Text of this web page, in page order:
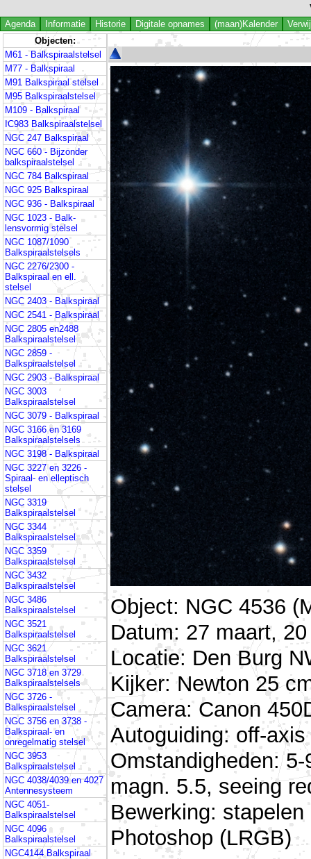
Agenda Informatie Historie Digitale opnames (maan)Kalender
Objecten:
M61 - Balkspiraalstelsel
M77 - Balkspiraal
M91 Balkspiraal stelsel
M95 Balkspiraalstelsel
M109 - Balkspiraal
IC983 Balkspiraalstelsel
NGC 247 Balkspiraal
NGC 660 - Bijzonder
balkspiraalstelsel
NGC 784 Balkspiraal
NGC 925 Balkspiraal
NGC 936 - Balkspiraal
NGC 1023 - Balk-
lensvormig stelsel
NGC 1087/1090
Balkspiraalstelsels
NGC 2276/2300 -
Balkspiraal en ell.
stelsel
NGC 2403 - Balkspiraal
NGC 2541 - Balkspiraal
NGC 2805 en2488
Balkspiraalstelsel
NGC 2859 -
Balkspiraalstelsel
NGC 2903 - Balkspiraal
NGC 3003
Balkspiraalstelsel
NGC 3079 - Balkspiraal
NGC 3166 en 3169
Balkspiraalstelsels
NGC 3198 - Balkspiraal
NGC 3227 en 3226 -
Spiraal- en elleptisch
stelsel
NGC 3319
Balkspiraalstelsel
NGC 3344
Balkspiraalstelsel
NGC 3359
Balkspiraalstelsel
NGC 3432
Balkspiraalstelsel
NGC 3486
Balkspiraalstelsel
NGC 3521
Balkspiraalstelsel
NGC 3621
Balkspiraalstelsel
NGC 3718 en 3729
Balkspiraalstelsels
NGC 3726 -
Balkspiraalstelsel
NGC 3756 en 3738 -
Balkspiraal- en
onregelmatig stelsel
NGC 3953
Balkspiraalstelsel
NGC 4038/4039 en 4027
Antennesysteem
NGC 4051-
Balkspiraalstelsel
NGC 4096
Balkspiraalstelsel
NGC4144 Balkspiraal
Object: NGC 4536
Datum: 27 maart,
Locatie: Den Burg
Kijker: Newton 25
Camera: Canon
Autoguiding: off-
Omstandigheden:
magn. 5.5, seeing
Bewerking:
Photoshop (LRGB)